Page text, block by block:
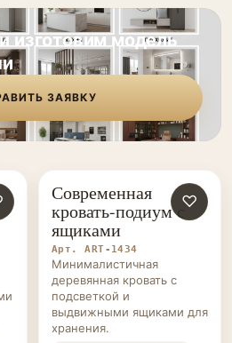
изготовим модель
ЗАЯВКУ
КРОВАТИ-
ПОДИУМЫ НА ЗАКАЗ
♡
Современная
кровать-подиум с
ящиками
Арт. ART-1434
Минималистичная
деревянная кровать с
подсветкой и
выдвижными ящиками для
хранения.